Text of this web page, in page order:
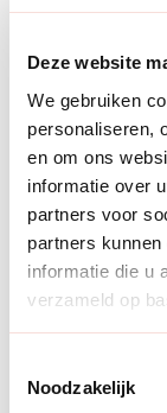
Deze website
We gebruiken
personaliseren,
en om ons
informatie over
partners voor
partners
informatie die u
verzameld op
Noodzakelijk
voor Nederland
liet zich zien in
scorebord (20-
Met nog zeven
Luchies de 22-
Zwitserland
de
met 25-22.
en een sterk
player of the